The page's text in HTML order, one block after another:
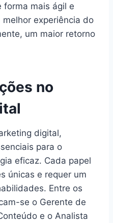
forma mais ágil e
experiência do
um maior retorno
no
digital,
para o
eficaz. Cada papel
únicas e requer um
Entre os
se o Gerente de
e o Analista